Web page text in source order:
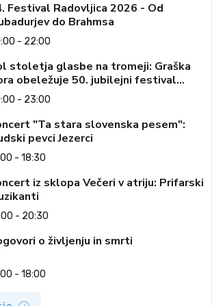
Festival Radovljica 2026 - Od
do Brahmsa
- 22:00
stoletja glasbe na tromeji: Graška
obeležuje 50. jubilejni festival
zabavne glasbe
- 23:00
"Ta stara slovenska pesem":
pevci Jezerci
- 18:30
iz sklopa Večeri v atriju: Prifarski
- 20:30
o življenju in smrti
- 18:00